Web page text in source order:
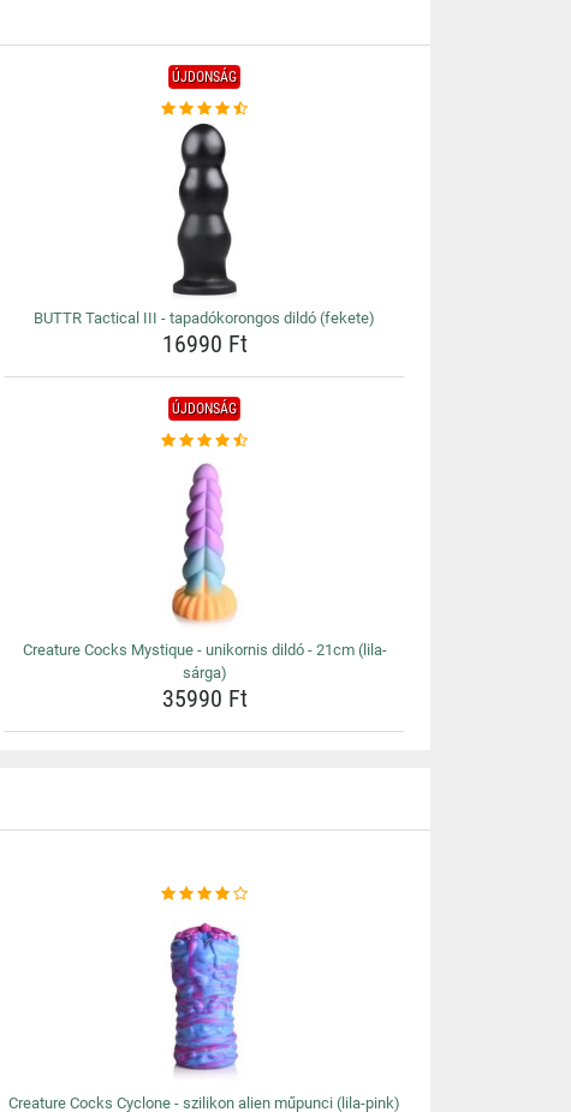
ÚJDONSÁG
BUTTR Tactical III - tapadókorongos dildó (fekete)
16990 Ft
ÚJDONSÁG
Creature Cocks Mystique - unikornis dildó - 21cm (lila-
sárga)
35990 Ft
Creature Cocks Cyclone - szilikon alien műpunci (lila-pink)